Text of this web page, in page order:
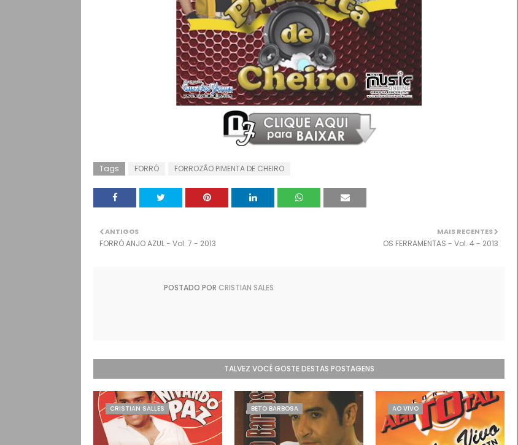
Tags FORRÓ FORROZÃO PIMENTA DE CHEIRO
MAIS RECENTES
OS FERRAMENTAS - Vol. 4 - 2013
ANTIGOS
FORRÓ ANJO AZUL - Vol. 7 - 2013
POSTADO POR CRISTIAN SALES
TALVEZ VOCÊ GOSTE DESTAS POSTAGENS
CRISTIAN SALLES BETO BARBOSA AO VIVO